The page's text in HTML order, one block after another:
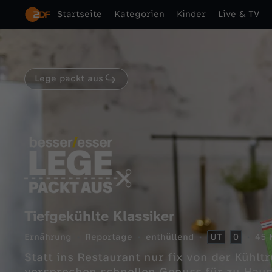
Startseite Kategorien Kinder Live & TV
Lege packt aus
Tiefgekühlte Klassiker
Ernährung Reportage enthüllend UT 0 45
Statt ins Restaurant nur fix von der